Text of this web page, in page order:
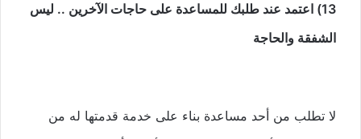
13) اعتمد عند طلبك للمساعدة على حاجات الآخرين .. ليس
الشفقة والحاجة
لا تطلب من أحد مساعدة بناء على خدمة قدمتها له من